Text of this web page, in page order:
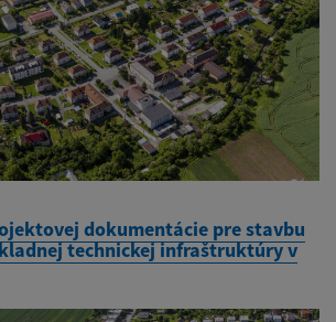
dokumentácie pre stavbu
technickej infraštruktúry v